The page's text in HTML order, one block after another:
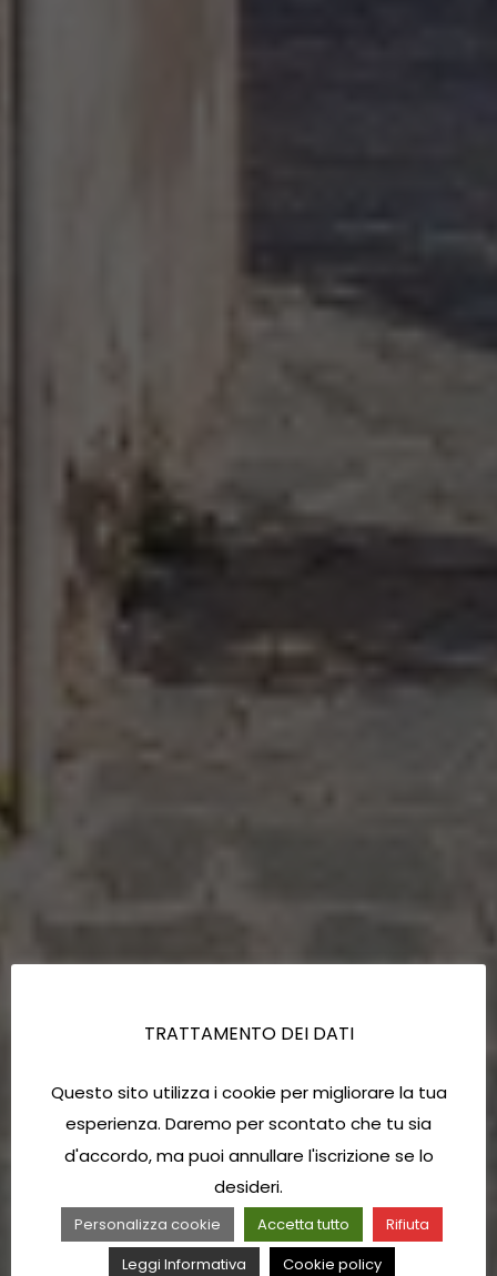
TRATTAMENTO DEI DATI
Questo sito utilizza i cookie per migliorare la tua
esperienza. Daremo per scontato che tu sia
d'accordo, ma puoi annullare l'iscrizione se lo
desideri.
Personalizza cookie Accetta tutto
Rifiuta
Leggi Informativa
Cookie policy